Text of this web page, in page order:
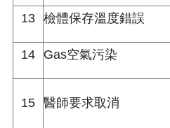
13 檢體保存溫度錯誤
14 Gas空氣污染
15 醫師要求取消